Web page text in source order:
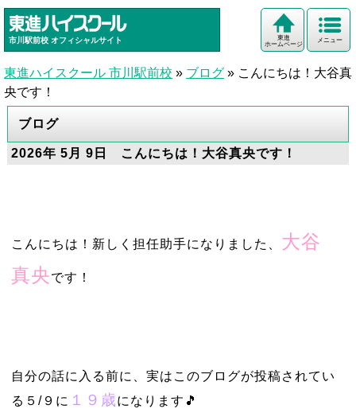
市川駅前校 オフィシャルサイト メニュー
東進
ホームページ
東進ハイスクール 市川駅前校 » ブログ » こんにちは！大谷真
央です！
ブログ
2026年 5月 9日 こんにちは！大谷真央です！
こんにちは！新しく担任助手になりました、 大谷
真央です！
自分の話に入る前に、実はこのブログが投稿されてい
る５/９に １９歳になります🎵